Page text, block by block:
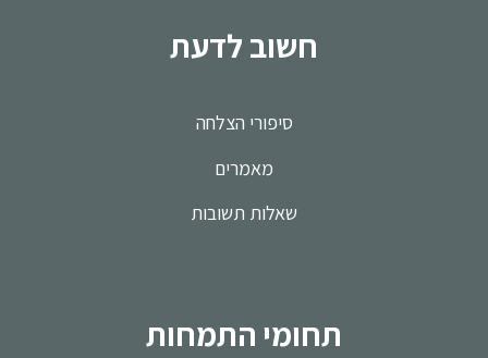
חשוב לדעת
סיפורי הצלחה
מאמרים
שאלות תשובות
תחומי התמחות